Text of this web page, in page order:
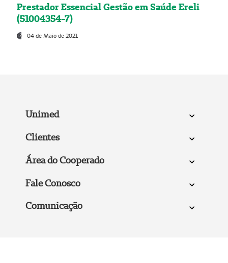
Prestador Essencial Gestão em Saúde Ereli
(51004354-7)
04 de Maio de 2021
Unimed
Clientes
Área do Cooperado
Fale Conosco
Comunicação